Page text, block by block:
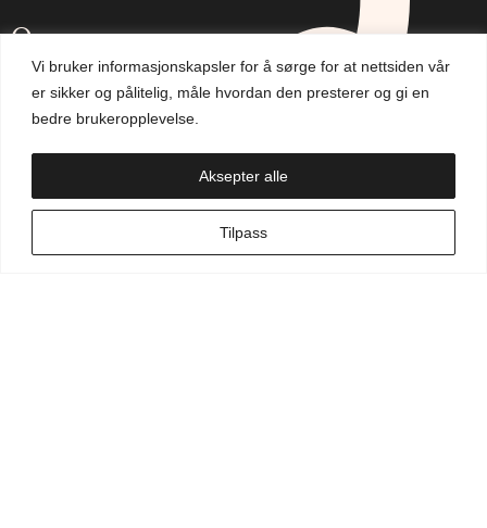
Vi bruker informasjonskapsler for å sørge for at nettsiden vår
er sikker og pålitelig, måle hvordan den presterer og gi en
bedre brukeropplevelse.
Tilpass
Aksepter alle
Om oss
Aktuelt
Handlekurv
NO